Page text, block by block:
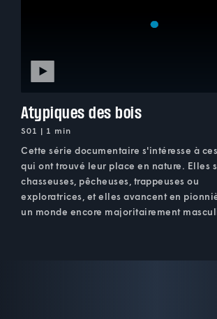
Atypiques des bois
S01 | 1 min
Cette série documentaire s'intéresse à
qui ont trouvé leur place en nature. Elles
chasseuses, pêcheuses, trappeuses ou
exploratrices, et elles avancent en
un monde encore majoritairement